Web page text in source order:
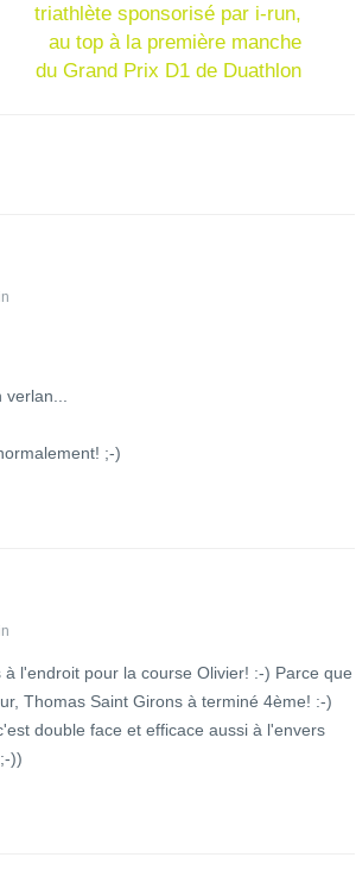
triathlète sponsorisé par i-run,
au top à la première manche
du Grand Prix D1 de Duathlon
;-)
l'endroit pour la course Olivier! :-) Parce que
Thomas Saint Girons à terminé 4ème! :-)
double face et efficace aussi à l'envers
))